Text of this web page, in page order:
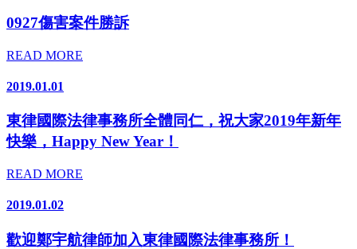
0927傷害案件勝訴
READ MORE
2019.01.01
東律國際法律事務所全體同仁，祝大家2019年新年
快樂，Happy New Year！
READ MORE
2019.01.02
歡迎鄭宇航律師加入東律國際法律事務所！